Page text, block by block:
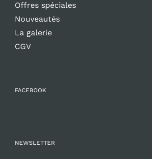
Offres spéciales
Nouveautés
La galerie
CGV
FACEBOOK
NEWSLETTER